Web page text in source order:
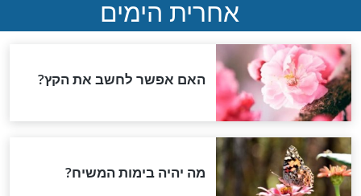
- כל השאלות
של ד"ר
אלו היו מילותיו האחרונות של